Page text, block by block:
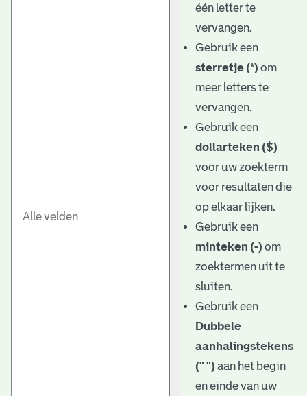
één letter te
vervangen.
Gebruik een
sterretje (*) om
meer letters te
vervangen.
Gebruik een
dollarteken ($)
voor uw zoekterm
voor resultaten die
op elkaar lijken.
Gebruik een
minteken (-) om
zoektermen uit te
sluiten.
Gebruik een
Dubbele
aanhalingstekens
(" ") aan het begin
en einde van uw